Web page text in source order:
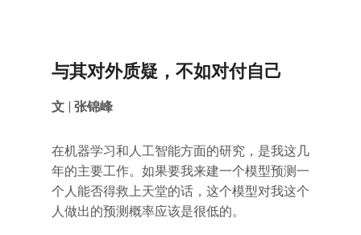
与其对外质疑，不如对付自己
文 | 张锦峰
在机器学习和人工智能方面的研究，是我这几
年的主要工作。如果要我来建一个模型预测一
个人能否得救上天堂的话，这个模型对我这个
人做出的预测概率应该是很低的。